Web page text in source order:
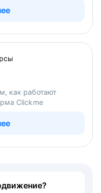
как работают
Clickme